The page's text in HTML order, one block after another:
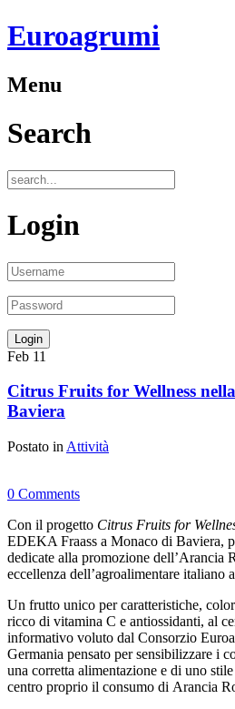
Euroagrumi
Menu
Search
Login
Feb 11
Citrus Fruits for Wellness
Baviera
Postato in Attività
0 Comments
Con il progetto Citrus Fruits for
EDEKA Fraass a Monaco di Baviera,
dedicate alla promozione dell’Arancia
eccellenza dell’agroalimentare italiano
Un frutto unico per caratteristiche,
ricco di vitamina C e antiossidanti, al
informativo voluto dal Consorzio
Germania pensato per sensibilizzare i
una corretta alimentazione e di uno
centro proprio il consumo di Arancia